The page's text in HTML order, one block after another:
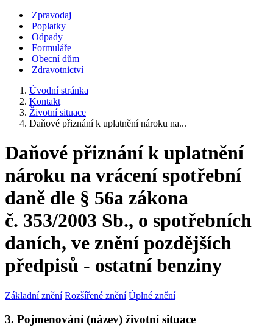
Zpravodaj
Poplatky
Odpady
Formuláře
Obecní dům
Zdravotnictví
Úvodní stránka
Kontakt
Životní situace
Daňové přiznání k uplatnění nároku na...
Daňové přiznání k uplatnění
nároku na vrácení spotřební
daně dle § 56a zákona
č. 353/2003 Sb., o spotřebních
daních, ve znění pozdějších
předpisů - ostatní benziny
Základní znění Rozšířené znění Úplné znění
3. Pojmenování (název) životní situace